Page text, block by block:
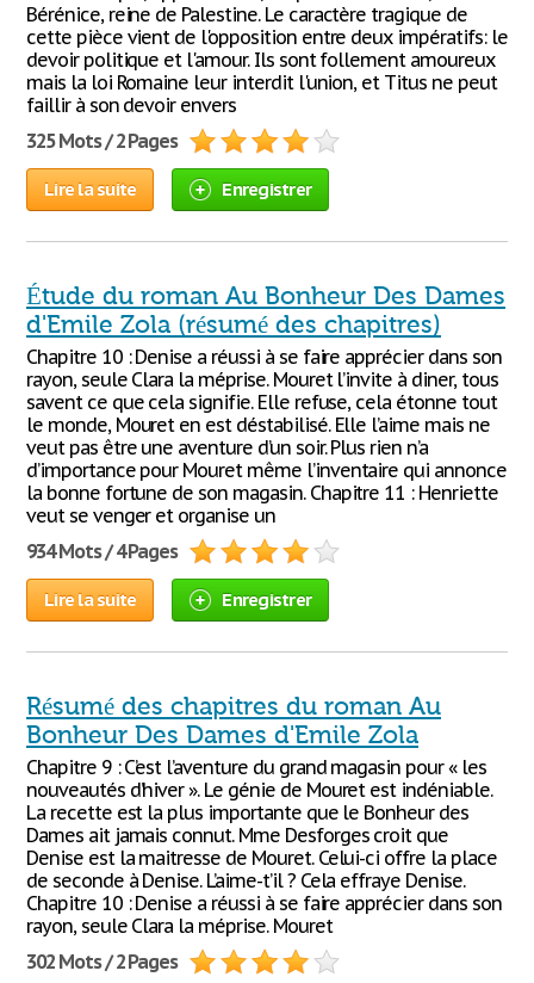
Bérénice, reine de Palestine. Le caractère tragique de
cette pièce vient de l'opposition entre deux impératifs: le
devoir politique et l'amour. Ils sont follement amoureux
mais la loi Romaine leur interdit l'union, et Titus ne peut
faillir à son devoir envers
325 Mots / 2 Pages
Lire la suite Enregistrer
Étude du roman Au Bonheur Des Dames
d'Emile Zola (résumé des chapitres)
Chapitre 10 : Denise a réussi à se faire apprécier dans son
rayon, seule Clara la méprise. Mouret l’invite à diner, tous
savent ce que cela signifie. Elle refuse, cela étonne tout
le monde, Mouret en est déstabilisé. Elle l’aime mais ne
veut pas être une aventure d’un soir. Plus rien n’a
d’importance pour Mouret même l’inventaire qui annonce
la bonne fortune de son magasin. Chapitre 11 : Henriette
veut se venger et organise un
934 Mots / 4 Pages
Lire la suite Enregistrer
Résumé des chapitres du roman Au
Bonheur Des Dames d'Emile Zola
Chapitre 9 : C’est l’aventure du grand magasin pour « les
nouveautés d’hiver ». Le génie de Mouret est indéniable.
La recette est la plus importante que le Bonheur des
Dames ait jamais connut. Mme Desforges croit que
Denise est la maitresse de Mouret. Celui-ci offre la place
de seconde à Denise. L’aime-t’il ? Cela effraye Denise.
Chapitre 10 : Denise a réussi à se faire apprécier dans son
rayon, seule Clara la méprise. Mouret
302 Mots / 2 Pages